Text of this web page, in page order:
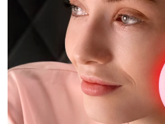
Emiratos Árabes
Unidos
Reino Unido